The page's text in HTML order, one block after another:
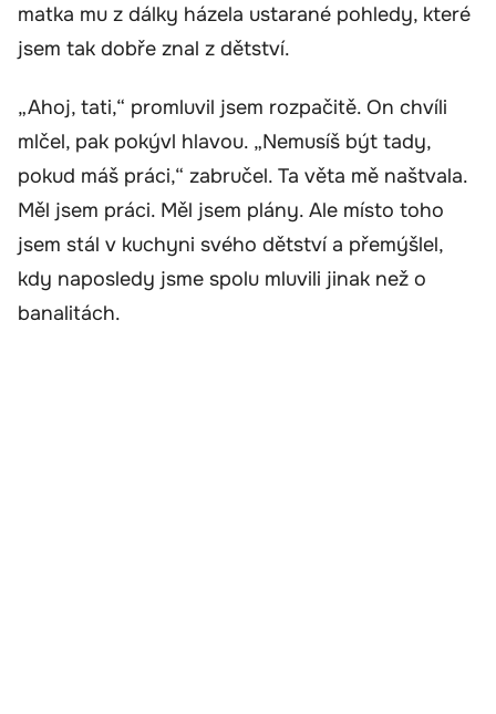
matka mu z dálky házela ustarané pohledy, které
jsem tak dobře znal z dětství.
„Ahoj, tati,“ promluvil jsem rozpačitě. On chvíli
mlčel, pak pokývl hlavou. „Nemusíš být tady,
pokud máš práci,“ zabručel. Ta věta mě naštvala.
Měl jsem práci. Měl jsem plány. Ale místo toho
jsem stál v kuchyni svého dětství a přemýšlel,
kdy naposledy jsme spolu mluvili jinak než o
banalitách.